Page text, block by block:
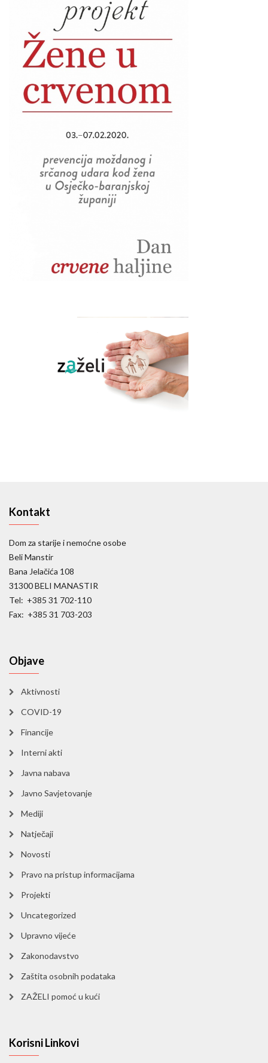
Kontakt
Dom za starije i nemoćne osobe
Beli Manstir
Bana Jelačića 108
31300 BELI MANASTIR
Tel: +385 31 702-110
Fax: +385 31 703-203
Objave
Aktivnosti
COVID-19
Financije
Interni akti
Javna nabava
Javno Savjetovanje
Mediji
Natječaji
Novosti
Pravo na pristup informacijama
Projekti
Uncategorized
Upravno vijeće
Zakonodavstvo
Zaštita osobnih podataka
ZAŽELI pomoć u kući
Korisni Linkovi